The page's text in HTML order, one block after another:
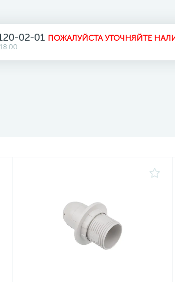
02-01 ПОЖАЛУЙСТА УТОЧНЯЙТЕ